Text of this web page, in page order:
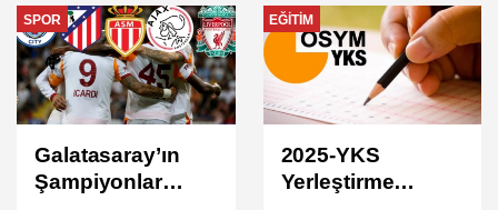
EĞITIM
2025-YKS
Yerleştirme
EĞITIM
2025 DGS Sınav
Sonuçları